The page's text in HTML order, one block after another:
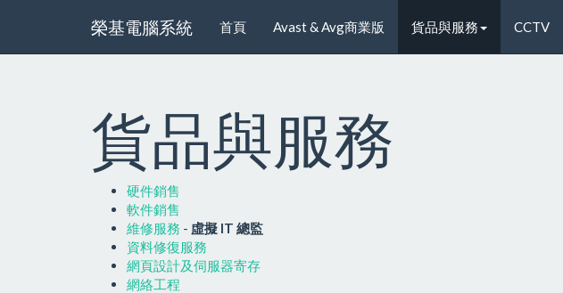
榮基電腦系統 首頁 Avast & Avg商業版 貨品與服務 CCTV
貨品與服務
硬件銷售
軟件銷售
維修服務 - 虛擬 IT 總監
資料修復服務
網頁設計及伺服器寄存
網絡工程